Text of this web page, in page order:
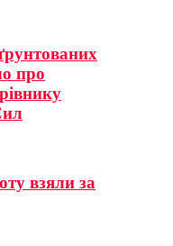
про
взяли за